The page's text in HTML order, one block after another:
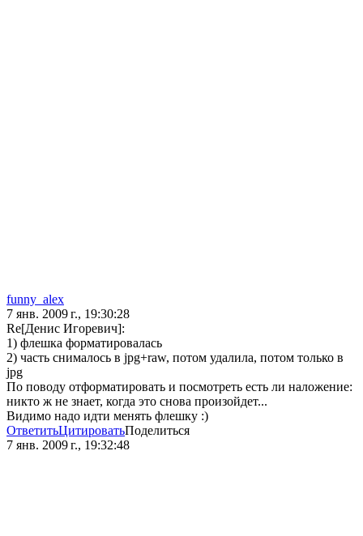
funny_alex
7 янв. 2009 г., 19:30:28
Re[Денис Игоревич]:
1) флешка форматировалась
2) часть снималось в jpg+raw, потом удалила, потом только в
jpg
По поводу отформатировать и посмотреть есть ли наложение:
никто ж не знает, когда это снова произойдет...
Видимо надо идти менять флешку :)
ОтветитьЦитироватьПоделиться
7 янв. 2009 г., 19:32:48